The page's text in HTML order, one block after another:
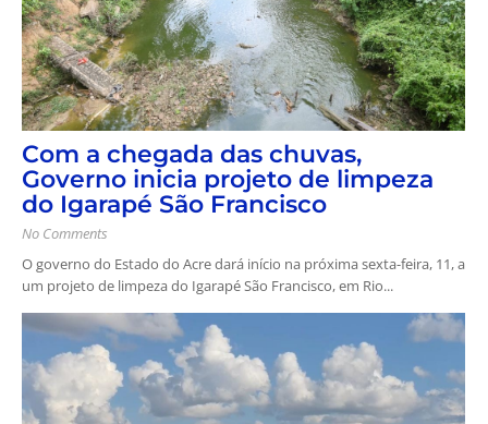
Com a chegada das chuvas,
Governo inicia projeto de limpeza
do Igarapé São Francisco
No Comments
O governo do Estado do Acre dará início na próxima sexta-feira, 11, a
um projeto de limpeza do Igarapé São Francisco, em Rio...